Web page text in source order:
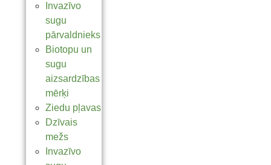
Invazīvo
sugu
pārvaldnieks
Biotopu un
sugu
aizsardzības
mērķi
Ziedu pļavas
Dzīvais
mežs
Invazīvo